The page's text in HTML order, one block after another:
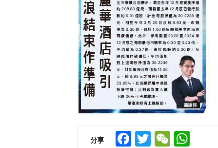
分享 Facebook
TwitterWeChat